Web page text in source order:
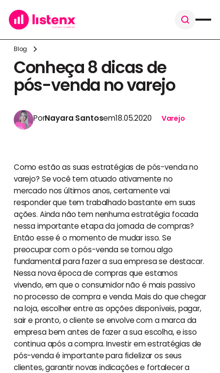
Blog
Conheça 8 dicas de
pós-venda no varejo
PorNayara Santosem18.05.2020 Varejo
Como estão as suas estratégias de pós-venda no
varejo? Se você tem atuado ativamente no
mercado nos últimos anos, certamente vai
responder que tem trabalhado bastante em suas
ações. Ainda não tem nenhuma estratégia focada
nessa importante etapa da jornada de compras?
Então esse é o momento de mudar isso. Se
preocupar com o pós-venda se tornou algo
fundamental para fazer a sua empresa se destacar.
Nessa nova época de compras que estamos
vivendo, em que o consumidor não é mais passivo
no processo de compra e venda. Mais do que chegar
na loja, escolher entre as opções disponíveis, pagar,
sair e pronto, o cliente se envolve com a marca da
empresa bem antes de fazer a sua escolha, e isso
continua após a compra. Investir em estratégias de
pós-venda é importante para fidelizar os seus
clientes, garantir novas indicações e fortalecer a